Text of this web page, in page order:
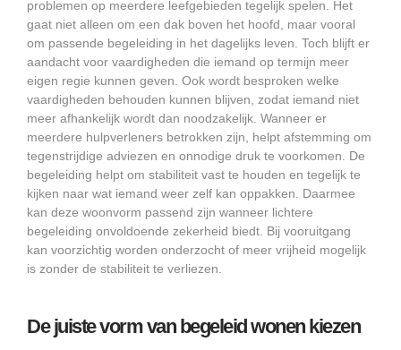
problemen op meerdere leefgebieden tegelijk spelen. Het
gaat niet alleen om een dak boven het hoofd, maar vooral
om passende begeleiding in het dagelijks leven. Toch blijft er
aandacht voor vaardigheden die iemand op termijn meer
eigen regie kunnen geven. Ook wordt besproken welke
vaardigheden behouden kunnen blijven, zodat iemand niet
meer afhankelijk wordt dan noodzakelijk. Wanneer er
meerdere hulpverleners betrokken zijn, helpt afstemming om
tegenstrijdige adviezen en onnodige druk te voorkomen. De
begeleiding helpt om stabiliteit vast te houden en tegelijk te
kijken naar wat iemand weer zelf kan oppakken. Daarmee
kan deze woonvorm passend zijn wanneer lichtere
begeleiding onvoldoende zekerheid biedt. Bij vooruitgang
kan voorzichtig worden onderzocht of meer vrijheid mogelijk
is zonder de stabiliteit te verliezen.
De juiste vorm van begeleid wonen kiezen